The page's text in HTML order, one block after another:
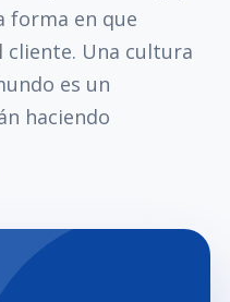
forma en que
cliente. Una cultura
es un
haciendo